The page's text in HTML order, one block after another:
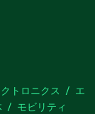
トロニクス
エ
モビリティ